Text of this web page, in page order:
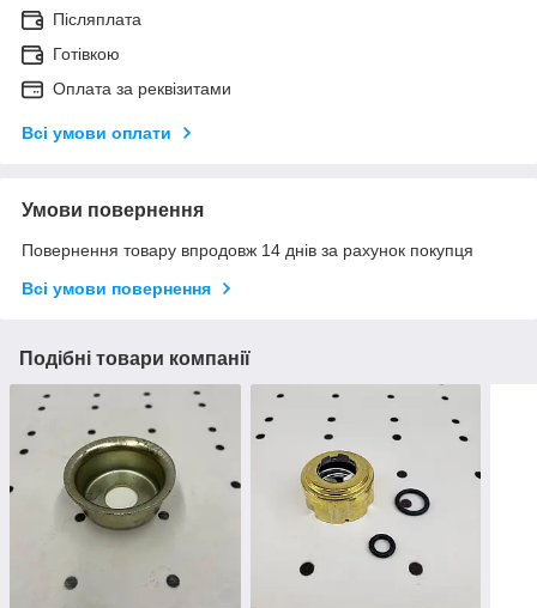
Післяплата
Готівкою
Оплата за реквізитами
Всі умови оплати
Умови повернення
Повернення товару впродовж 14 днів за рахунок покупця
Всі умови повернення
Подібні товари компанії